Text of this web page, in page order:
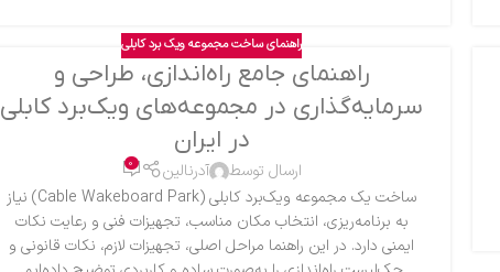
راهنمای ساخت مجموعه ویک برد کابلی
راهنمای جامع راه‌اندازی، طراحی و
سرمایه‌گذاری در مجموعه‌های ویک‌برد کابلی
در ایران
ارسال توسط آدرنالین 0
ساخت یک مجموعه ویک‌برد کابلی (Cable Wakeboard Park) نیاز
به برنامه‌ریزی، انتخاب مکان مناسب، تجهیزات فنی و رعایت نکات
ایمنی دارد. در این راهنما مراحل اصلی، تجهیزات لازم، نکات قانونی و